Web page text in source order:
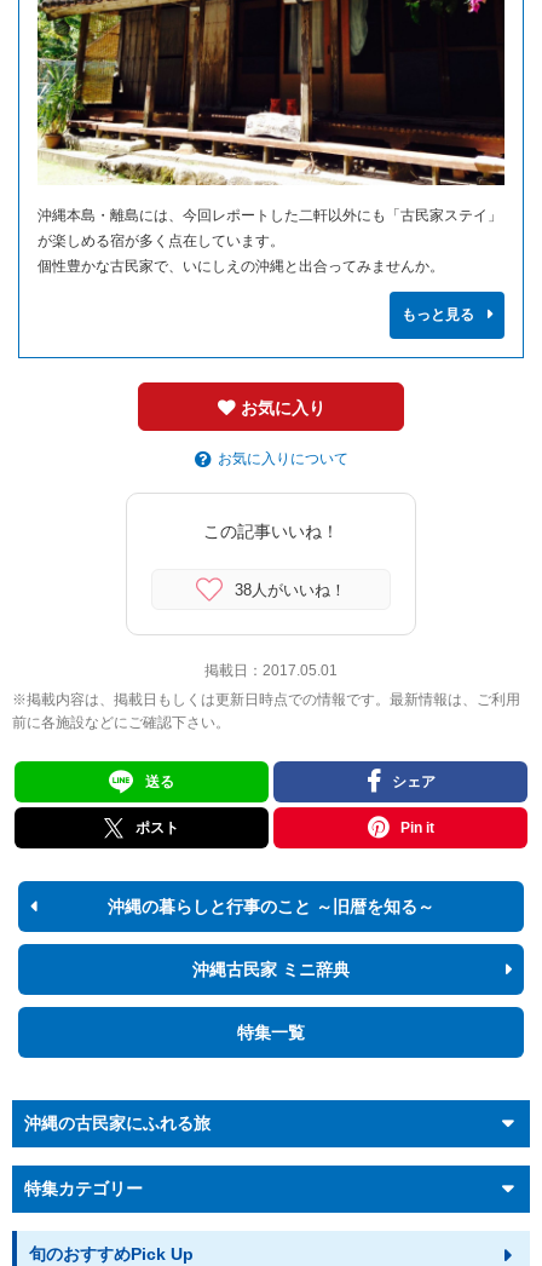
沖縄本島・離島には、今回レポートした二軒以外にも「古民家ステイ」
が楽しめる宿が多く点在しています。
個性豊かな古民家で、いにしえの沖縄と出合ってみませんか。
もっと見る
お気に入り
お気に入りについて
この記事いいね！
38人がいいね！
掲載日： 2017.05.01
※掲載内容は、掲載日もしくは更新日時点での情報です。最新情報は、ご利用
前に各施設などにご確認下さい。
送る シェア
ポスト Pin it
沖縄の暮らしと行事のこと ～旧暦を知る～
沖縄古民家 ミニ辞典
特集一覧
沖縄の古民家にふれる旅
特集カテゴリー
旬のおすすめPick Up